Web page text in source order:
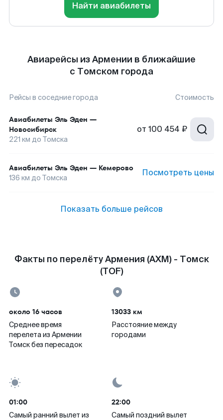
Найти авиабилеты
Авиарейсы из Армении в ближайшие
с Томском города
Рейсы в соседние города Стоимость
Авиабилеты Эль Эден —
Новосибирск
221 км до Томска
от 100 454 ₽
Авиабилеты Эль Эден — Кемерово
136 км до Томска Посмотреть цены
Показать больше рейсов
Факты по перелёту Армения (AXM) - Томск
(TOF)
около 16 часов
Среднее время
перелета из Армении
Томск без пересадок
13033 км
Расстояние между
городами
01:00
Самый ранний вылет из
22:00
Самый поздний вылет